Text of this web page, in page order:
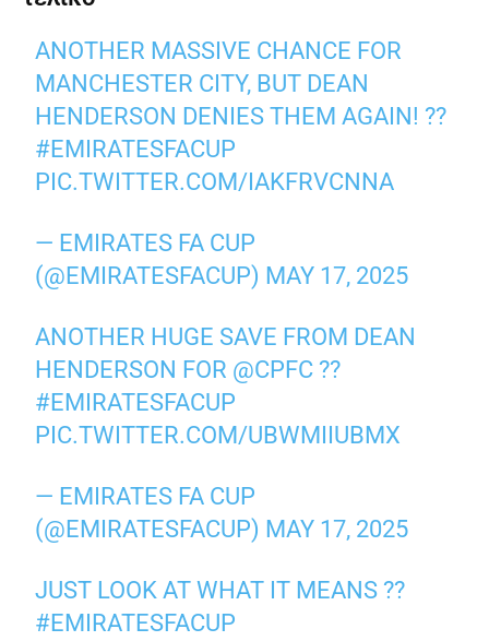
ANOTHER MASSIVE CHANCE FOR
MANCHESTER CITY, BUT DEAN
HENDERSON DENIES THEM AGAIN! ??
#EMIRATESFACUP
PIC.TWITTER.COM/IAKFRVCNNA
— EMIRATES FA CUP
(@EMIRATESFACUP) MAY 17, 2025
ANOTHER HUGE SAVE FROM DEAN
HENDERSON FOR @CPFC ??
#EMIRATESFACUP
PIC.TWITTER.COM/UBWMIIUBMX
— EMIRATES FA CUP
(@EMIRATESFACUP) MAY 17, 2025
JUST LOOK AT WHAT IT MEANS ??
#EMIRATESFACUP